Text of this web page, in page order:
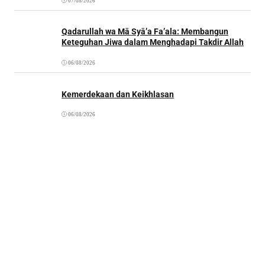
Qadarullah wa Mā Syā’a Fa’ala: Membangun
Keteguhan Jiwa dalam Menghadapi Takdir Allah
06/08/2026
Kemerdekaan dan Keikhlasan
06/08/2026